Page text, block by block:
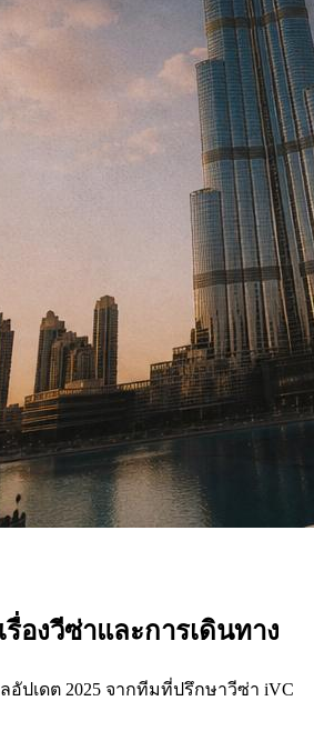
องวีซ่าและการเดินทาง
ปเดต 2025 จากทีมที่ปรึกษาวีซ่า iVC